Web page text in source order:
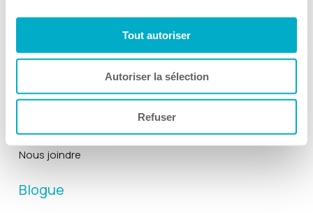
Tout autoriser
Autoriser la sélection
Refuser
La CCI3R
Historique
Nous joindre
Blogue